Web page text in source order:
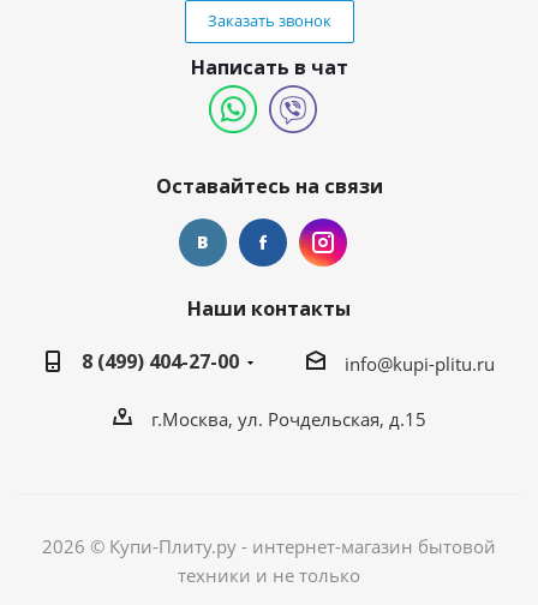
Заказать звонок
Написать в чат
Оставайтесь на связи
Наши контакты
8 (499) 404-27-00
info@kupi-plitu.ru
г.Москва, ул. Рочдельская, д.15
2026 © Купи-Плиту.ру - интернет-магазин бытовой
техники и не только